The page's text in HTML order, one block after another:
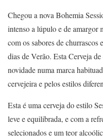
Chegou a nova Bohemia
intenso a lúpulo e de amargor
com os sabores de churrascos
dias de Verão. Esta Cerveja
novidade numa marca
cervejeira e pelos estilos
Esta é uma cerveja do estilo
leve e equilibrada, e com a
selecionados e um teor